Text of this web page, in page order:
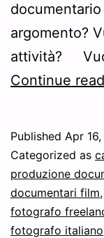
argomento?
attività?
Continue
Published Apr
Categorized as
produzione
documentari film,
fotografo
fotografo italiano